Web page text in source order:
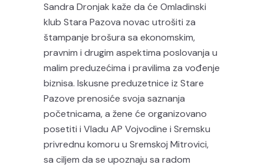
Sandra Dronjak kaže da će Omladinski
klub Stara Pazova novac utrošiti za
štampanje brošura sa ekonomskim,
pravnim i drugim aspektima poslovanja u
malim preduzećima i pravilima za vođenje
biznisa. Iskusne preduzetnice iz Stare
Pazove prenosiće svoja saznanja
početnicama, a žene će organizovano
posetiti i Vladu AP Vojvodine i Sremsku
privrednu komoru u Sremskoj Mitrovici,
sa ciljem da se upoznaju sa radom